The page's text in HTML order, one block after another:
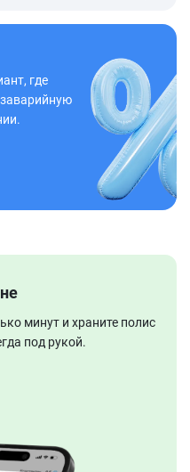
где
минут и храните полис
под рукой.